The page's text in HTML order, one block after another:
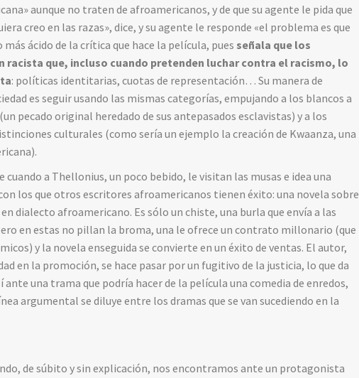
aunque no traten de afroamericanos, y de que su agente le pida que
creo en las razas», dice, y su agente le responde «el problema es que
ácido de la crítica que hace la película, pues señala que los
que, incluso cuando pretenden luchar contra el racismo, lo
: políticas identitarias, cuotas de representación… Su manera de
es seguir usando las mismas categorías, empujando a los blancos a
pecado original heredado de sus antepasados esclavistas) y a los
culturales (como sería un ejemplo la creación de Kwaanza, una
a Thellonius, un poco bebido, le visitan las musas e idea una
los que otros escritores afroamericanos tienen éxito: una novela sobre
dialecto afroamericano. Es sólo un chiste, una burla que envía a las
en estas no pillan la broma, una le ofrece un contrato millonario (que
y la novela enseguida se convierte en un éxito de ventas. El autor,
en la promoción, se hace pasar por un fugitivo de la justicia, lo que da
una trama que podría hacer de la película una comedia de enredos,
argumental se diluye entre los dramas que se van sucediendo en la
de súbito y sin explicación, nos encontramos ante un protagonista